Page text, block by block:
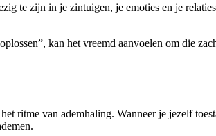
te zijn in je zintuigen, je emoties en je
kan het vreemd aanvoelen om die
ritme van ademhaling. Wanneer je jezelf